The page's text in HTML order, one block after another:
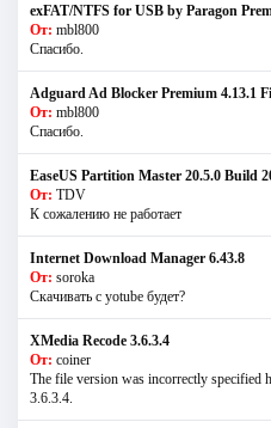
exFAT/NTFS for USB by Paragon
От: mbl800
Спасибо.
Adguard Ad Blocker Premium 4.13.1
От: mbl800
Спасибо.
EaseUS Partition Master 20.5.0 Build
От: TDV
К сожалению не работает
Internet Download Manager 6.43.8
От: soroka
Скачивать с yotube будет?
XMedia Recode 3.6.3.4
От: coiner
The file version was incorrectly specified
3.6.3.4.